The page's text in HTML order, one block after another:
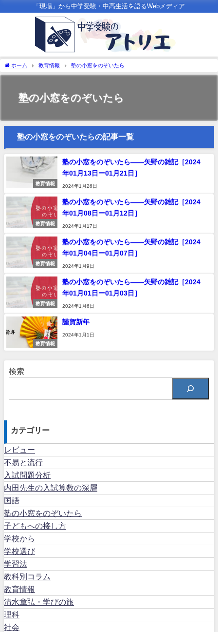
「現場」から中学受験・中高生活を語るWebメディア
ホーム 教育情報 塾の小窓をのぞいたら
塾の小窓をのぞいたら
塾の小窓をのぞいたらの記事一覧
教育情報
塾の小窓をのぞいたら――矢野の雑記［2024
年01月13日ー01月21日］
2024年1月26日
教育情報
塾の小窓をのぞいたら――矢野の雑記［2024
年01月08日ー01月12日］
2024年1月17日
教育情報
塾の小窓をのぞいたら――矢野の雑記［2024
年01月04日ー01月07日］
2024年1月9日
教育情報
塾の小窓をのぞいたら――矢野の雑記［2024
年01月01日ー01月03日］
2024年1月6日
教育情報
謹賀新年
2024年1月1日
検索
カテゴリー
レビュー
不易と流行
入試問題分析
内田先生の入試算数の深層
国語
塾の小窓をのぞいたら
子どもへの接し方
学校から
学校選び
学習法
教科別コラム
教育情報
清水章弘・学びの旅
理科
社会